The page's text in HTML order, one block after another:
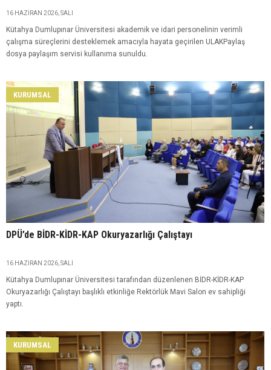
16 HAZIRAN 2026, SALI
Kütahya Dumlupınar Üniversitesi akademik ve idari personelinin verimli
çalışma süreçlerini desteklemek amacıyla hayata geçirilen ULAKPaylaş
dosya paylaşım servisi kullanıma sunuldu.
KURUMSAL
​DPÜ’de BİDR-KİDR-KAP Okuryazarlığı Çalıştayı
16 HAZIRAN 2026, SALI
Kütahya Dumlupınar Üniversitesi tarafından düzenlenen BİDR-KİDR-KAP
Okuryazarlığı Çalıştayı başlıklı etkinliğe Rektörlük Mavi Salon ev sahipliği
yaptı.
KURUMSAL